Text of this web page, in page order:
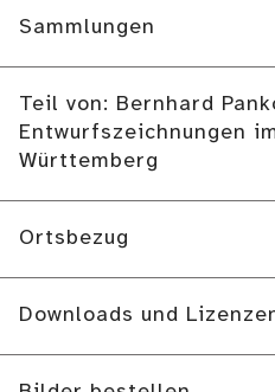
Sammlungen
Teil von: Bernhard
Entwurfszeichnungen
Württemberg
Ortsbezug
Downloads und